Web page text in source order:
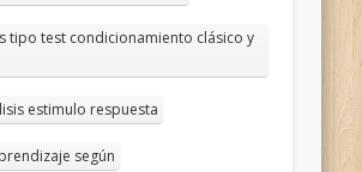
tipo test condicionamiento clásico y
estimulo respuesta
según